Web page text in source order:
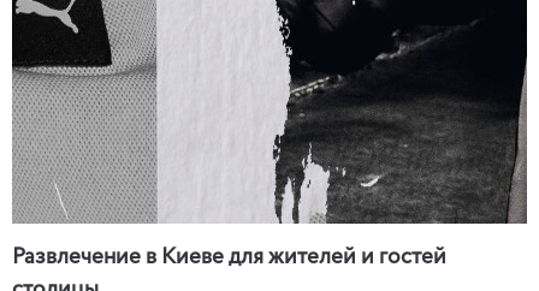
Развлечение в Киеве для жителей и гостей